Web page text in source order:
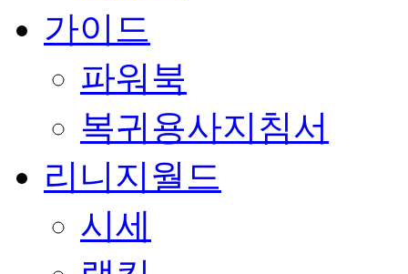
가이드
파워북
복귀용사지침서
리니지월드
시세